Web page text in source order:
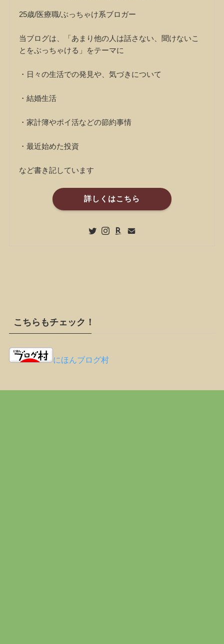
25歳/医療職/ぶっちゃけ系ブロガー
当ブログは、「あまり他の人は話さない、聞けないこ
とをぶっちゃける」をテーマに
・日々の生活での発見や、気づきについて
・結婚生活
・家計簿やポイ活などの節約事情
・最近始めた投資
など書き記しています
詳しくはこちら
こちらもチェック！
にほんブログ村